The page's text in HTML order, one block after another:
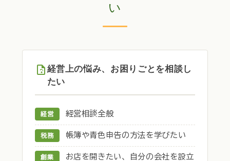
い
経営上の悩み、お困りごとを相談し
たい
経営 経営相談全般
税務 帳簿や青色申告の方法を学びたい
創業
お店を開きたい、自分の会社を設立